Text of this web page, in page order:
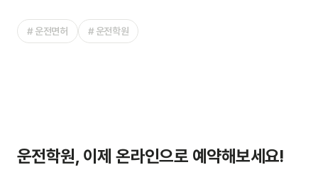
#운전면허 #운전학원
운전학원, 이제 온라인으로 예약해보세요!